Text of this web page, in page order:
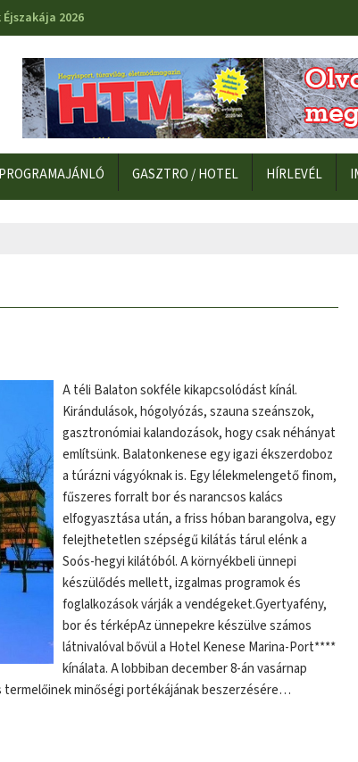
2026
PROGRAMAJÁNLÓ GASZTRO / HOTEL HÍRLEVÉL
A téli Balaton sokféle kikapcsolódást kínál.
Kirándulások, hógolyózás, szauna szeánszok,
gasztronómiai kalandozások, hogy csak néhányat
említsünk. Balatonkenese egy igazi ékszerdoboz
a túrázni vágyóknak is. Egy lélekmelengető finom,
fűszeres forralt bor és narancsos kalács
elfogyasztása után, a friss hóban barangolva, egy
felejthetetlen szépségű kilátás tárul elénk a
Soós-hegyi kilátóból. A környékbeli ünnepi
készülődés mellett, izgalmas programok és
foglalkozások várják a vendégeket.Gyertyafény,
bor és térképAz ünnepekre készülve számos
látnivalóval bővül a Hotel Kenese Marina-Port****
kínálata. A lobbiban december 8-án vasárnap
termelőinek minőségi portékájának beszerzésére…